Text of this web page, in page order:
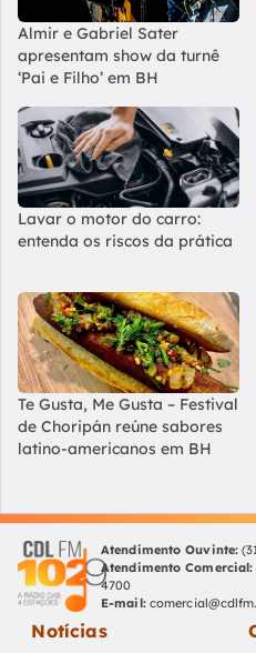
Almir e Gabriel Sater
apresentam show da turnê
‘Pai e Filho’ em BH
Lavar o motor do carro:
entenda os riscos da prática
Te Gusta, Me Gusta – Festival
de Choripán reúne sabores
latino-americanos em BH
Atendimento Ouvinte:
Atendimento Comercial:
4700
E-mail:
Notícias